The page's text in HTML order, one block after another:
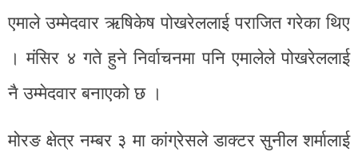
एमाले उम्मेदवार ऋषिकेष पोखरेललाई पराजित गरेका थिए
। मंसिर ४ गते हुने निर्वाचनमा पनि एमालेले पोखरेललाई
नै उम्मेदवार बनाएको छ ।
मोरङ क्षेत्र नम्बर ३ मा कांग्रेसले डाक्टर सुनील शर्मालाई